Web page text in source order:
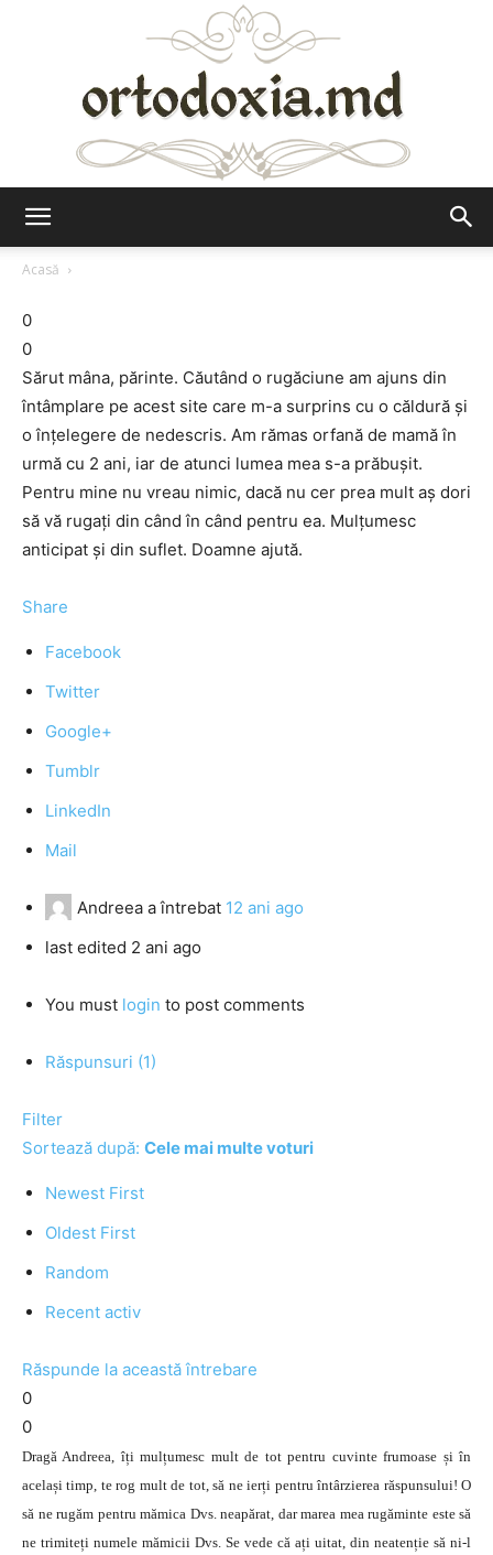
Acasă
0
0
Sărut mâna, părinte. Căutând o rugăciune am ajuns din
întâmplare pe acest site care m-a surprins cu o căldură și
o înțelegere de nedescris. Am rămas orfană de mamă în
urmă cu 2 ani, iar de atunci lumea mea s-a prăbușit.
Pentru mine nu vreau nimic, dacă nu cer prea mult aș dori
să vă rugați din când în când pentru ea. Mulțumesc
anticipat și din suflet. Doamne ajută.
Share
Facebook
Twitter
Google+
Tumblr
LinkedIn
Mail
Andreea a întrebat 12 ani ago
last edited 2 ani ago
You must login to post comments
Răspunsuri (1)
Filter
Sortează după: Cele mai multe voturi
Newest First
Oldest First
Random
Recent activ
Răspunde la această întrebare
0
0
Dragă Andreea, îți mulțumesc mult de tot pentru cuvinte frumoase și în
același timp, te rog mult de tot, să ne ierți pentru întârzierea răspunsului! O
să ne rugăm pentru mămica Dvs. neapărat, dar marea mea rugăminte este să
ne trimiteți numele mămicii Dvs. Se vede că ați uitat, din neatenție să ni-l